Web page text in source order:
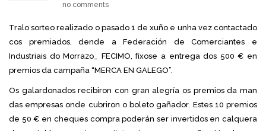
no comments
Tralo sorteo realizado o pasado 1 de xuño e unha vez contactado
cos premiados, dende a Federación de Comerciantes e
Industriais do Morrazo_ FECIMO, fíxose a entrega dos 500 € en
premios da campaña “MERCA EN GALEGO”.
Os galardonados recibiron con gran alegría os premios da man
das empresas onde cubriron o boleto gañador. Estes 10 premios
de 50 € en cheques compra poderán ser invertidos en calquera